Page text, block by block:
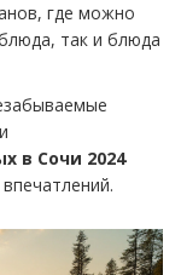
где можно
так и блюда
в Сочи 2024